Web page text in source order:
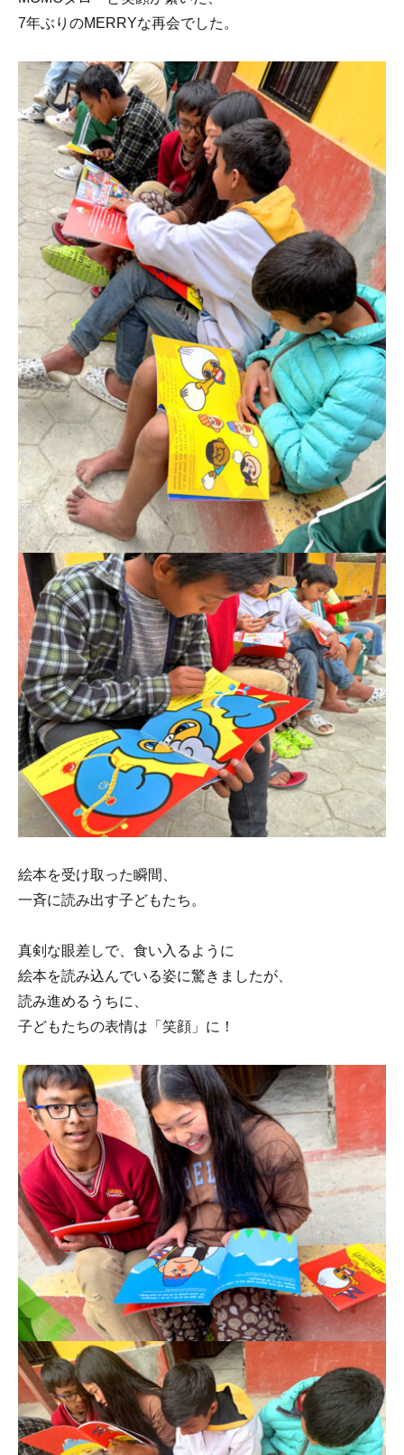
7年ぶりのMERRYな再会でした。
絵本を受け取った瞬間、
一斉に読み出す子どもたち。
真剣な眼差しで、食い入るように
絵本を読み込んでいる姿に驚きましたが、
読み進めるうちに、
子どもたちの表情は「笑顔」に！